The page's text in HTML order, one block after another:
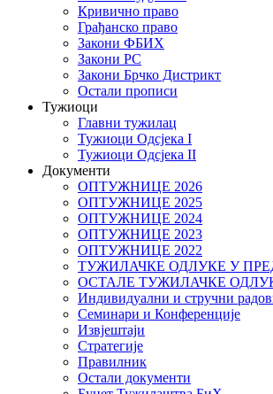
Кривично право
Грађанско право
Закони ФБИХ
Закони РС
Закони Брчко Дистрикт
Остали прописи
Тужиоци
Главни тужилац
Тужиоци Oдсјекa I
Тужиоци Oдсјекa II
Документи
ОПТУЖНИЦЕ 2026
ОПТУЖНИЦЕ 2025
ОПТУЖНИЦЕ 2024
ОПТУЖНИЦЕ 2023
ОПТУЖНИЦЕ 2022
ТУЖИЛАЧКЕ ОДЛУКЕ У
ОСТАЛЕ ТУЖИЛАЧКЕ
Индивидуални и стручни
Семинари и Конференције
Извјештаји
Стратегије
Правилник
Остали документи